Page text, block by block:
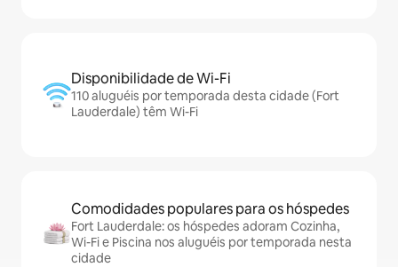
Disponibilidade de Wi-Fi
110 aluguéis por temporada desta cidade (Fort
Lauderdale) têm Wi-Fi
Comodidades populares para os hóspedes
Fort Lauderdale: os hóspedes adoram Cozinha,
Wi-Fi e Piscina nos aluguéis por temporada nesta
cidade